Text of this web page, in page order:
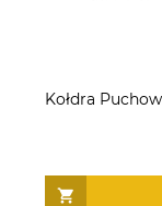
Kołdra